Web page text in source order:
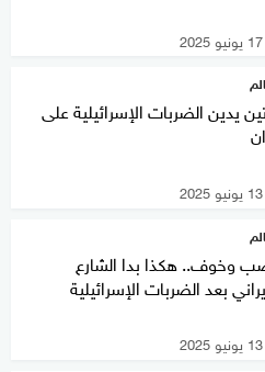
17 يونيو 2025
يدين الضربات الإسرائيلية على
13 يونيو 2025
وخوف.. هكذا بدا الشارع
بعد الضربات الإسرائيلية
13 يونيو 2025